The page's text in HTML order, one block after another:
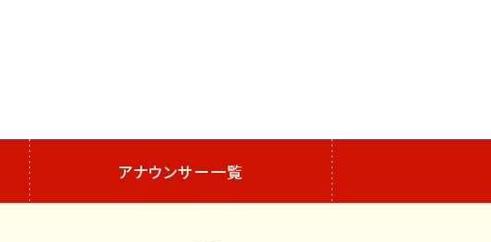
アナウンサー一覧